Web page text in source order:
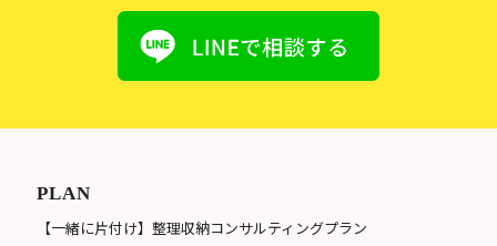
PLAN
【一緒に片付け】整理収納コンサルティングプラン